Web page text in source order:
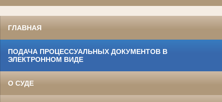
ГЛАВНАЯ
ПОДАЧА ПРОЦЕССУАЛЬНЫХ ДОКУМЕНТОВ В
ЭЛЕКТРОННОМ ВИДЕ
О СУДЕ